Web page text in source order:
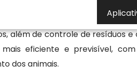
rápido. A gestão do
além de controle de resíduos
mais eficiente e previsível,
dos animais.